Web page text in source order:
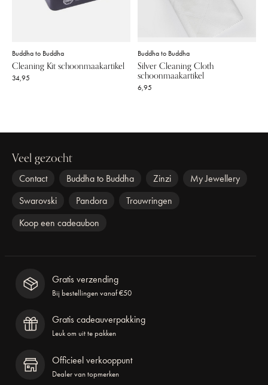
Buddha to Buddha
Cleaning Kit schoonmaakartikel
34,95
Buddha to Buddha
Silver Cleaning Cloth
schoonmaakartikel
6,95
Veel gezocht
Contact Buddha to Buddha Zinzi
My Jewellery
Swarovski
Pandora
Trouwringen
Koop een cadeaubon
Gratis verzending
Bij bestellingen vanaf €50
Gratis cadeauverpakking
Leuk om uit te pakken
Officieel verkooppunt
Dealer van topmerken